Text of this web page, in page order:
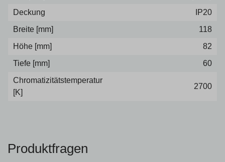
Deckung
IP20
Breite [mm]
118
Höhe [mm]
82
Tiefe [mm]
60
Chromatizitätstemperatur
[K]
2700
Produktfragen